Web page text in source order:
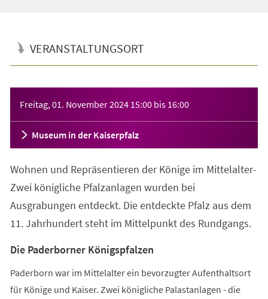
VERANSTALTUNGSORT
Freitag, 01. November 2024 15:00 bis 16:00
Museum in der Kaiserpfalz
Wohnen und Repräsentieren der Könige im Mittelalter-
Zwei königliche Pfalzanlagen wurden bei
Ausgrabungen entdeckt. Die entdeckte Pfalz aus dem
11. Jahrhundert steht im Mittelpunkt des Rundgangs.
Die Paderborner Königspfalzen
Paderborn war im Mittelalter ein bevorzugter Aufenthaltsort
für Könige und Kaiser. Zwei königliche Palastanlagen - die